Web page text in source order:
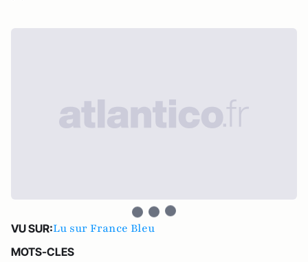
VU SUR:Lu sur France Bleu
MOTS-CLES